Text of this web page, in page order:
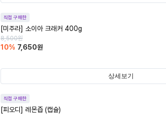
직접 구매한
[미주라] 소이아 크래커 400g
8,500원
10% 7,650원
상세보기
직접 구매한
[피오디] 레몬즙 (캡슐)